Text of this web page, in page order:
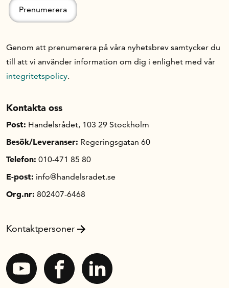
Genom att prenumerera på våra nyhetsbrev samtycker du
till att vi använder information om dig i enlighet med vår
integritetspolicy.
Kontakta oss
Post: Handelsrådet, 103 29 Stockholm
Besök/Leveranser: Regeringsgatan 60
Telefon: 010-471 85 80
E-post: info@handelsradet.se
Org.nr: 802407-6468
Kontaktpersoner